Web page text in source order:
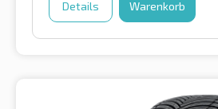
Details Warenkorb